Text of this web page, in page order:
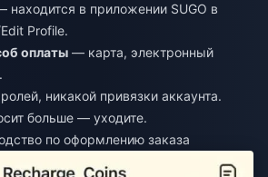
находится в приложении SUGO в
Profile.
оплаты — карта, электронный
никакой привязки аккаунта.
больше — уходите.
по оформлению заказа